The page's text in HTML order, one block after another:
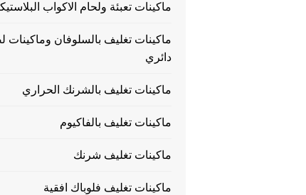
ماكينات تعبئة ولحام الاكواب
ماكينات تغليف بالسلوفان وماكينات
دائري
ماكينات تغليف بالشرنك الحراري
ماكينات تغليف بالفاكيوم
ماكينات تغليف شرنك
ماكينات تغليف فلوباك افقية